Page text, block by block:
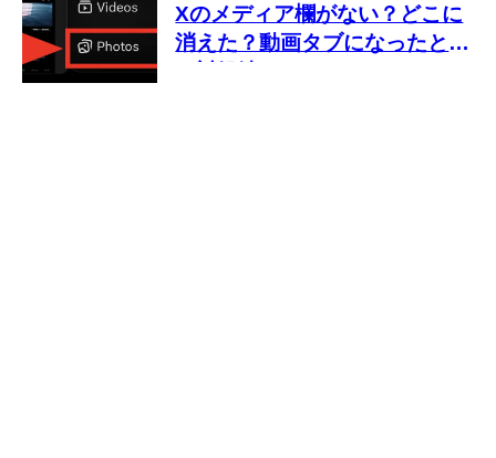
Xのメディア欄がない？どこに
消えた？動画タブになったとき